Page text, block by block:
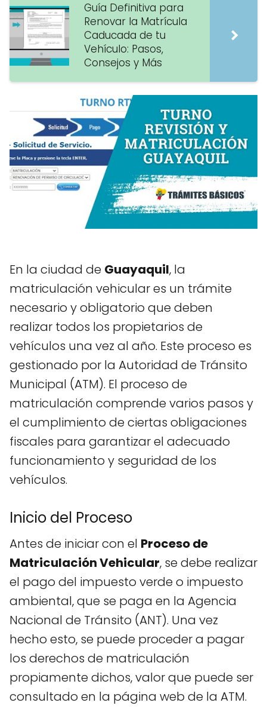
Guía Definitiva para
Renovar la Matrícula
Caducada de tu
Vehículo: Pasos,
Consejos y Más
En la ciudad de Guayaquil, la
matriculación vehicular es un trámite
necesario y obligatorio que deben
realizar todos los propietarios de
vehículos una vez al año. Este proceso es
gestionado por la Autoridad de Tránsito
Municipal (ATM). El proceso de
matriculación comprende varios pasos y
el cumplimiento de ciertas obligaciones
fiscales para garantizar el adecuado
funcionamiento y seguridad de los
vehículos.
Inicio del Proceso
Antes de iniciar con el Proceso de
Matriculación Vehicular, se debe realizar
el pago del impuesto verde o impuesto
ambiental, que se paga en la Agencia
Nacional de Tránsito (ANT). Una vez
hecho esto, se puede proceder a pagar
los derechos de matriculación
propiamente dichos, valor que puede ser
consultado en la página web de la ATM.